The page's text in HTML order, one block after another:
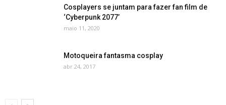
Cosplayers se juntam para fazer fan film de
‘Cyberpunk 2077’
maio 11, 2020
Motoqueira fantasma cosplay
abr 24, 2017